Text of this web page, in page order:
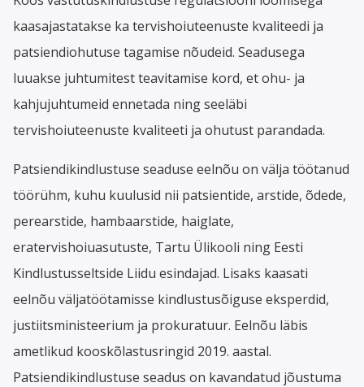
kaasajastatakse ka tervishoiuteenuste kvaliteedi ja
patsiendiohutuse tagamise nõudeid. Seadusega
luuakse juhtumitest teavitamise kord, et ohu- ja
kahjujuhtumeid ennetada ning seeläbi
tervishoiuteenuste kvaliteeti ja ohutust parandada.
Patsiendikindlustuse seaduse eelnõu on välja töötanud
töörühm, kuhu kuulusid nii patsientide, arstide, õdede,
perearstide, hambaarstide, haiglate,
eratervishoiuasutuste, Tartu Ülikooli ning Eesti
Kindlustusseltside Liidu esindajad. Lisaks kaasati
eelnõu väljatöötamisse kindlustusõiguse eksperdid,
justiitsministeerium ja prokuratuur. Eelnõu läbis
ametlikud kooskõlastusringid 2019. aastal.
Patsiendikindlustuse seadus on kavandatud jõustuma